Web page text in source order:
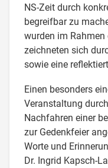
NS-Zeit durch
begreifbar zu
wurden im Rahmen
zeichneten sich
sowie eine
Einen besonders
Veranstaltung
Nachfahren einer
zur Gedenkfeier
Worte und
Dr. Ingrid Kapsch-